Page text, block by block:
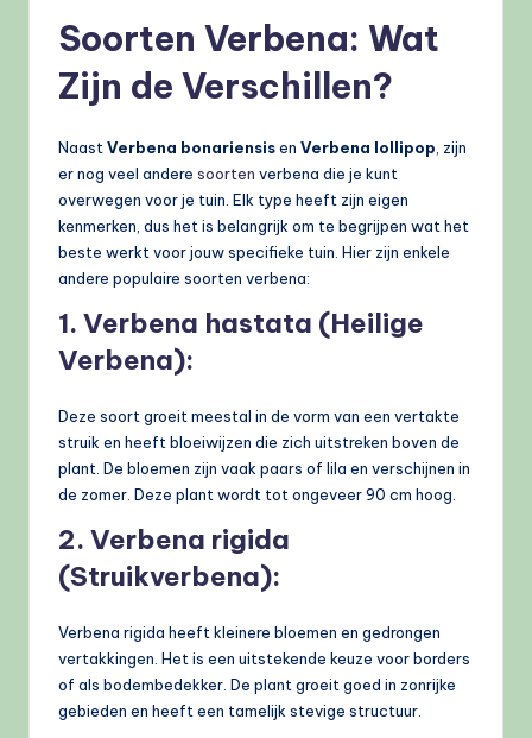
Soorten Verbena: Wat
Zijn de Verschillen?
NaastVerbena bonariensisen Verbena lollipop, zijn
er nog veel andere soorten verbena die je kunt
overwegen voor je tuin. Elk type heeft zijn eigen
kenmerken, dus het is belangrijk om te begrijpen wat het
beste werkt voor jouw specifieke tuin. Hier zijn enkele
andere populaire soorten verbena:
1. Verbena hastata (Heilige
Verbena):
Deze soort groeit meestal in de vorm van een vertakte
struik en heeft bloeiwijzen die zich uitstreken boven de
plant. De bloemen zijn vaak paars of lila en verschijnen in
de zomer. Deze plant wordt tot ongeveer 90 cm hoog.
2. Verbena rigida
(Struikverbena):
Verbena rigida heeft kleinere bloemen en gedrongen
vertakkingen. Het is een uitstekende keuze voor borders
of als bodembedekker. De plant groeit goed in zonrijke
gebieden en heeft een tamelijk stevige structuur.